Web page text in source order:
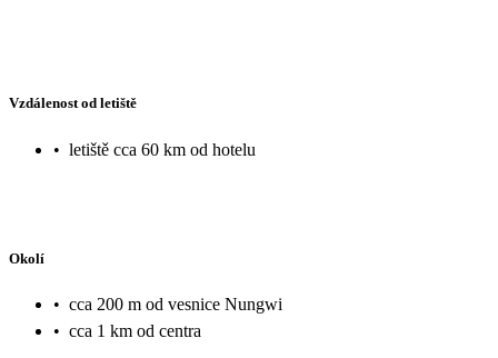
Vzdálenost od letiště
• letiště cca 60 km od hotelu
Okolí
• cca 200 m od vesnice Nungwi
• cca 1 km od centra